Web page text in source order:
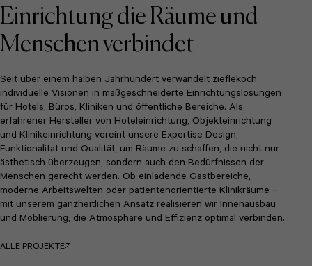
Einrichtung die Räume und
Menschen verbindet
Seit über einem halben Jahrhundert verwandelt zieflekoch
individuelle Visionen in maßgeschneiderte Einrichtungslösungen
für Hotels, Büros, Kliniken und öffentliche Bereiche. Als
erfahrener Hersteller von Hoteleinrichtung, Objekteinrichtung
und Klinikeinrichtung vereint unsere Expertise Design,
Funktionalität und Qualität, um Räume zu schaffen, die nicht nur
ästhetisch überzeugen, sondern auch den Bedürfnissen der
Menschen gerecht werden. Ob einladende Gastbereiche,
moderne Arbeitswelten oder patientenorientierte Klinikräume –
mit unserem ganzheitlichen Ansatz realisieren wir Innenausbau
und Möblierung, die Atmosphäre und Effizienz optimal verbinden.
ALLE PROJEKTE